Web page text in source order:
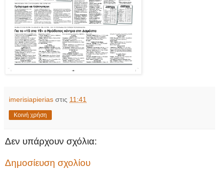
imerisiapierias στις 11:41
Κοινή χρήση
Δεν υπάρχουν σχόλια:
Δημοσίευση σχολίου